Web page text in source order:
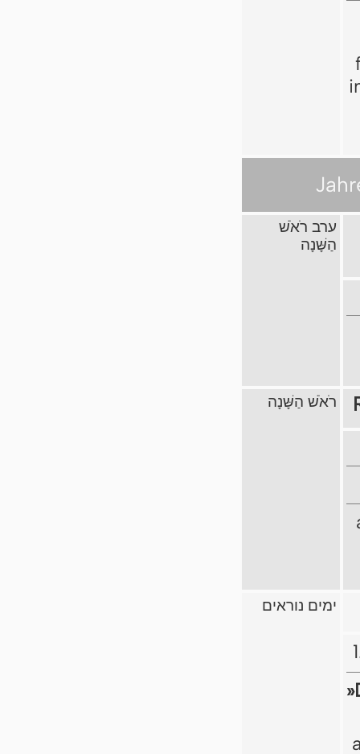
ערב רֹאֹשׁ
הַשָּׁנָה
רֹאֹשׁ הַשָּׁנָה
ימים נוראים